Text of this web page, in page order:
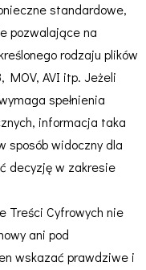
standardowe,
pozwalające na
rodzaju plików
MOV, AVI itp. Jeżeli
spełnienia
informacja taka
sposób widoczny dla
decyzję w zakresie
Treści Cyfrowych nie
ani pod
wskazać prawdziwe i